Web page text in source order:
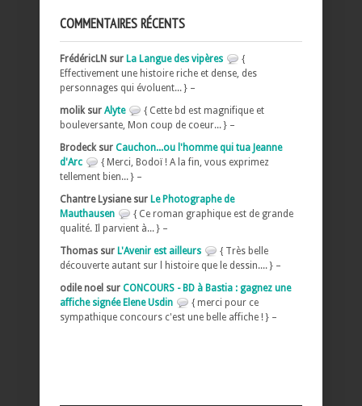
COMMENTAIRES RÉCENTS
FrédéricLN sur La Langue des vipères
{
Effectivement une histoire riche et dense, des
personnages qui évoluent... } –
molik sur Alyte
{ Cette bd est magnifique et
bouleversante, Mon coup de coeur... } –
Brodeck sur Cauchon...ou l'homme qui tua Jeanne
d'Arc
{ Merci, Bodoï ! A la fin, vous exprimez
tellement bien... } –
Chantre Lysiane sur Le Photographe de
Mauthausen
{ Ce roman graphique est de grande
qualité. Il parvient à... } –
Thomas sur L'Avenir est ailleurs
{ Très belle
découverte autant sur l histoire que le dessin.... } –
odile noel sur CONCOURS - BD à Bastia : gagnez une
affiche signée Elene Usdin
{ merci pour ce
sympathique concours c'est une belle affiche ! } –